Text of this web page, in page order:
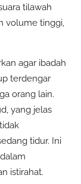
tilawah
volume tinggi,
agar ibadah
terdengar
orang lain.
yang jelas
tidur. Ini
istirahat.